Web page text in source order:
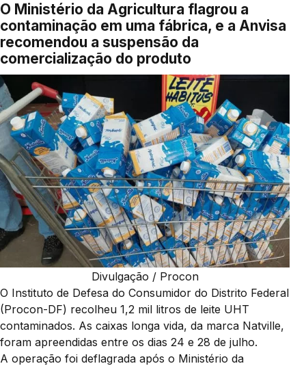
O Ministério da Agricultura flagrou a
contaminação em uma fábrica, e a Anvisa
recomendou a suspensão da
comercialização do produto
Divulgação / Procon
O Instituto de Defesa do Consumidor do Distrito Federal
(Procon-DF) recolheu 1,2 mil litros de leite UHT
contaminados. As caixas longa vida, da marca Natville,
foram apreendidas entre os dias 24 e 28 de julho.
A operação foi deflagrada após o Ministério da